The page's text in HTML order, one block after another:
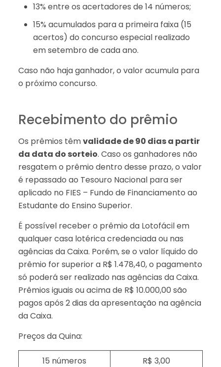
13% entre os acertadores de 14 números;
15% acumulados para a primeira faixa (15
acertos) do concurso especial realizado
em setembro de cada ano.
Caso não haja ganhador, o valor acumula para
o próximo concurso.
Recebimento do prêmio
Os prêmios têmvalidade de 90 dias a partir
da data do sorteio. Caso os ganhadores não
resgatem o prêmio dentro desse prazo, o valor
é repassado ao Tesouro Nacional para ser
aplicado no FIES – Fundo de Financiamento ao
Estudante do Ensino Superior.
É possível receber o prêmio da Lotofácil em
qualquer casa lotérica credenciada ou nas
agências da Caixa. Porém, se o valor líquido do
prêmio for superior a R$ 1.478,40, o pagamento
só poderá ser realizado nas agências da Caixa.
Prêmios iguais ou acima de R$ 10.000,00 são
pagos após 2 dias da apresentação na agência
da Caixa.
Preços da Quina:
15 números
R$ 3,00